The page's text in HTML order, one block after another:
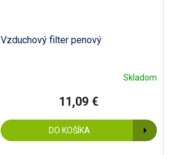
Vzduchový filter penový
Skladom
11,09 €
DO KOŠÍKA